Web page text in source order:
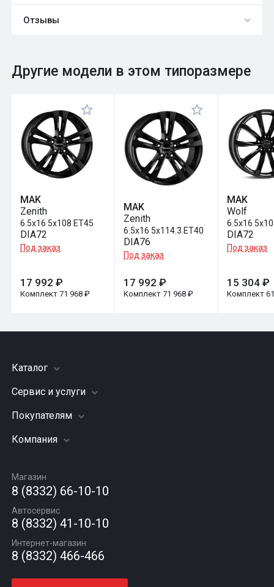
Отзывы
Оставить отзыв
Общий рейтинг 0
Другие модели в этом типоразмере
MAK
Zenith
6.5x16 5x108 ET45
DIA72
Под заказ
17 992 ₽
Комплект 71 968 ₽
MAK
Zenith
6.5x16 5x114.3 ET40
DIA76
Под заказ
17 992 ₽
Комплект 71 968 ₽
MAK
Wolf
6.5x16
DIA72
Под заказ
15 304 ₽
Комплект
Каталог
Шины
Грузовые шины
Диски
Автомасла
Сервис и услуги
Заправка кондиционера
Подвеска (ходовая часть)
Шиномонтаж
Покупателям
Акции
Гарантии и возврат
Компания
Вакансии
Новости
Статьи
Контакты
Магазин
8 (8332) 66-10-10
Автосервис
8 (8332) 41-10-10
Интернет-магазин
8 (8332) 466-466